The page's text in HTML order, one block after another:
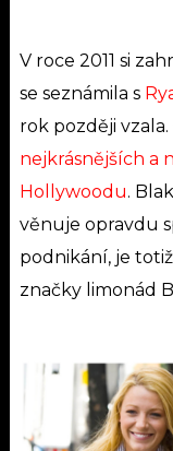
V roce 2011 si
se seznámila s
rok později
nejkrásnějších a
Hollywoodu.
věnuje opravdu
podnikání, je
značky limonád